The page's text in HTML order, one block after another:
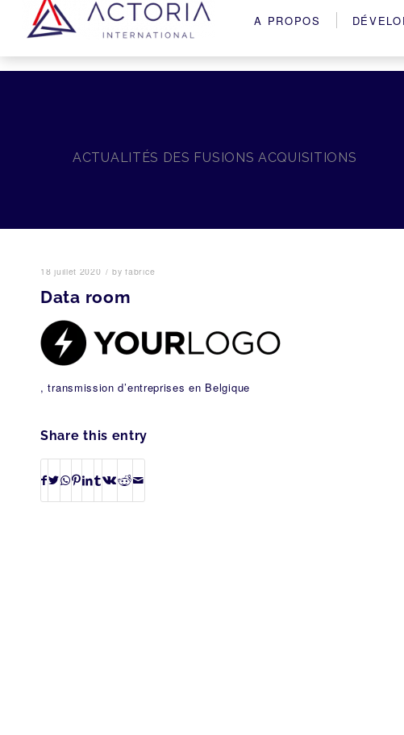
A PROPOS
ACTUALITÉS DES FUSIONS ACQUISITIONS
18 juillet 2020 / byfabrice
Data room
, transmission d’entreprises en Belgique
Share this entry